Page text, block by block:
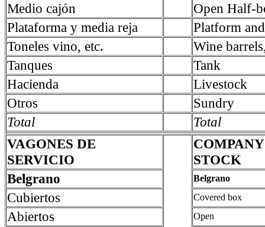
Medio cajón
Open Half-
Plataforma y media reja
Platform
Toneles vino, etc.
Wine
Tanques
Tank
Hacienda
Livestock
Otros
Sundry
Total
Total
VAGONES DE
SERVICIO
STOCK
Belgrano
Belgrano
Cubiertos Covered box
Abiertos Open